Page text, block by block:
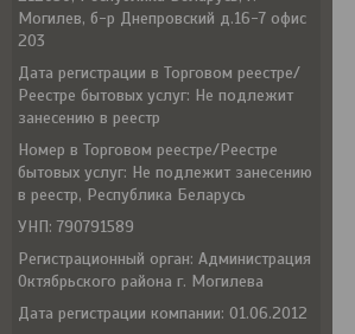
Могилев, б-р Днепровский д.16-7 офис
203
Дата регистрации в Торговом реестре/
Реестре бытовых услуг: Не подлежит
занесению в реестр
Номер в Торговом реестре/Реестре
бытовых услуг: Не подлежит занесению
в реестр, Республика Беларусь
УНП: 790791589
Регистрационный орган: Администрация
Октябрьского района г. Могилева
Дата регистрации компании: 01.06.2012